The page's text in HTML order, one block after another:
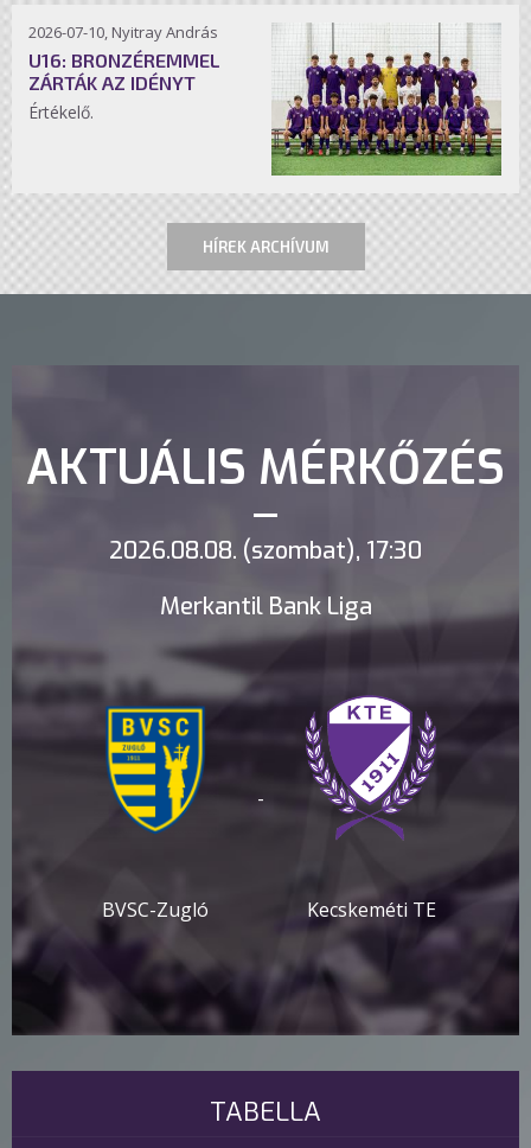
2026-07-10, Nyitray András
U16: BRONZÉREMMEL
ZÁRTÁK AZ IDÉNYT
Értékelő.
HÍREK ARCHÍVUM
AKTUÁLIS MÉRKŐZÉS
2026.08.08. (szombat), 17:30
Merkantil Bank Liga
BVSC-Zugló
-
Kecskeméti TE
TABELLA